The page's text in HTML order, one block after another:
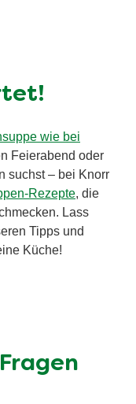
wie bei
Feierabend oder
suchst – bei Knorr
Rezepte, die
Lass
Tipps und
Küche!